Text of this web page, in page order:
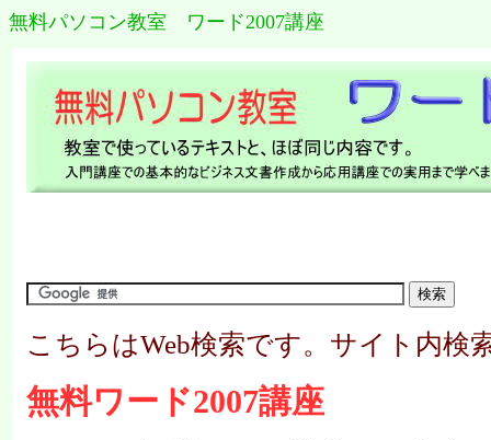
無料パソコン教室 ワード2007講座
こちらはWeb検索です。サイト内検
無料ワード2007講座